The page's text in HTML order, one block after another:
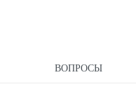
ВОПРОСЫ